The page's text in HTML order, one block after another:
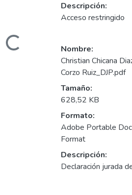
Descripción:
Acceso restringido
Nombre:
Christian Chicana
Corzo Ruiz_DJP.pdf
Tamaño:
628,52 KB
Formato:
Adobe Portable
Format
Descripción:
Declaración jurada